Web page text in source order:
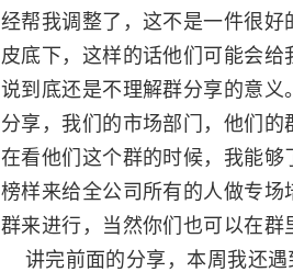
经帮我调整了，这不是一件很
皮底下，这样的话他们可能会给
说到底还是不理解群分享的意
分享，我们的市场部门，他们
在看他们这个群的时候，我能
榜样来给全公司所有的人做专
群来进行，当然你们也可以在群
讲完前面的分享，本周我还遇